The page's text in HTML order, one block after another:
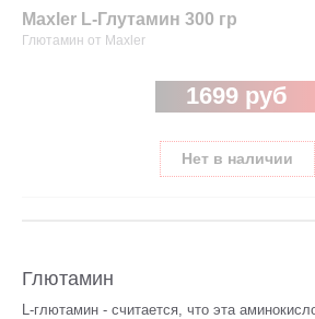
Maxler L-Глутамин 300 гр
Глютамин от Maxler
1699 руб
Нет в наличии
Глютамин
L-глютамин - считается, что эта